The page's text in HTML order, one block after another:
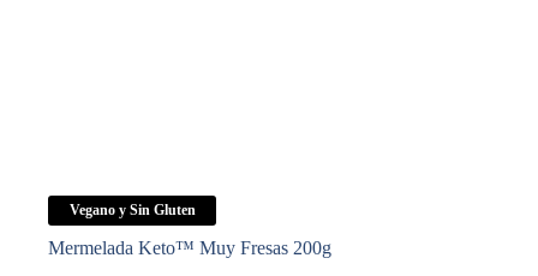
Vegano y Sin Gluten
Mermelada Keto™ Muy Fresas 200g